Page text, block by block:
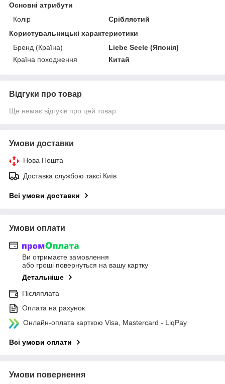
Основні атрибути
Колір
Сріблястий
Користувальницькі характеристики
Бренд (Країна)
Liebe Seele (Японія)
Країна походження
Китай
Відгуки про товар
Ще немає відгуків про цей товар
Умови доставки
Нова Пошта
Доставка службою таксі Київ
Всі умови доставки
Умови оплати
Ви отримаєте замовлення
або гроші повернуться на вашу картку
Детальніше
Післяплата
Оплата на рахунок
Онлайн-оплата карткою Visa, Mastercard - LiqPay
Всі умови оплати
Умови повернення